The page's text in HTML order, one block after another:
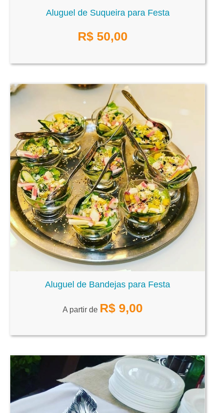
Aluguel de Suqueira para Festa
R$ 50,00
Aluguel de Bandejas para Festa
A partir de R$ 9,00